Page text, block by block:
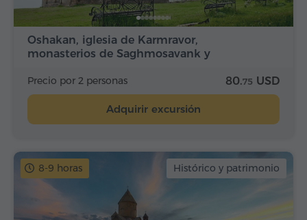
Oshakan, iglesia de Karmravor,
monasterios de Saghmosavank y
Precio por 2 personas 80.75 USD
Adquirir excursión
8-9 horas Histórico y patrimonio